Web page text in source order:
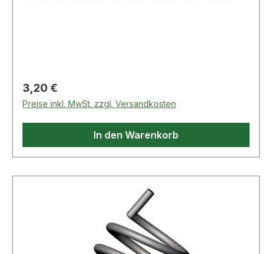
Regulärer Preis:
3,20 €
Preise inkl. MwSt. zzgl. Versandkosten
In den Warenkorb